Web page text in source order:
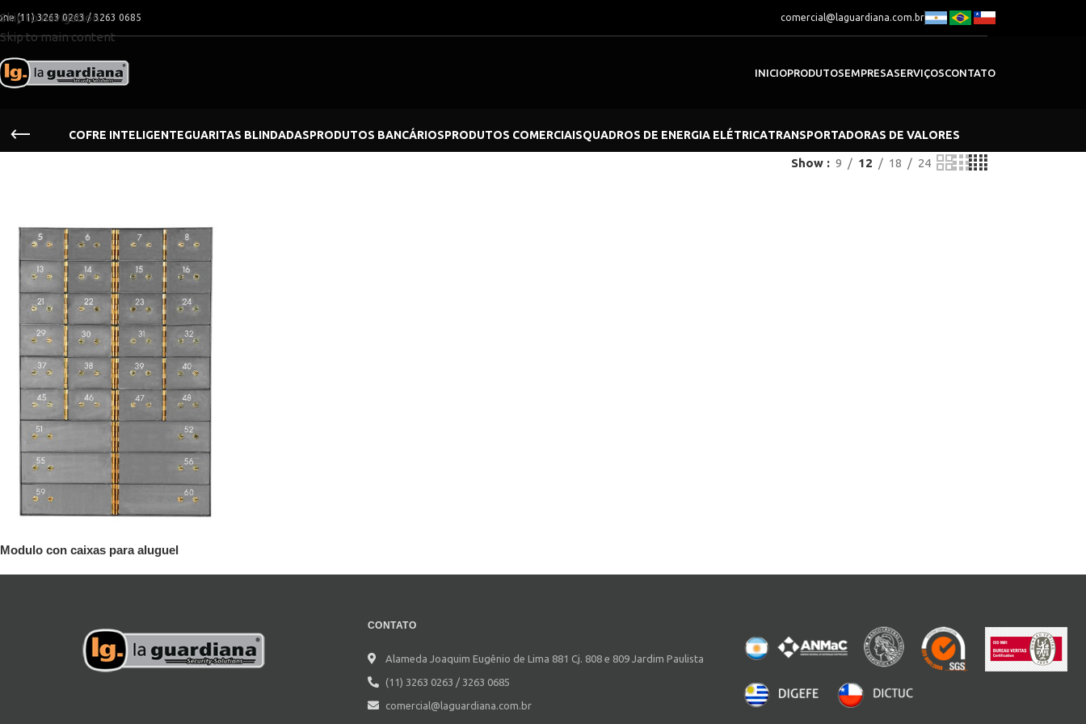
Skip to navigation
Skip to main content
(11) 3263 0263 / 3263 0685 comercial@laguardiana.com.br
INICIOPRODUTOSEMPRESASERVIÇOSCONTATO
COFRE INTELIGENTEGUARITAS BLINDADASPRODUTOS BANCÁRIOSPRODUTOS COMERCIAISQUADROS DE ENERGIA ELÉTRICATRANSPORTADORAS DE VALORES
Show 9 12 18 24
Modulo con caixas para aluguel
CONTATO
Alameda Joaquim Eugênio de Lima 881 Cj. 808 e 809 Jardim Paulista
(11) 3263 0263 / 3263 0685
comercial@laguardiana.com.br